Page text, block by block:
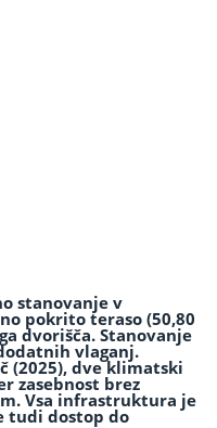
stanovanje v
pokrito teraso (50,80
dvorišča. Stanovanje
vlaganj.
(2025), dve klimatski
zasebnost brez
Vsa infrastruktura je
tudi dostop do